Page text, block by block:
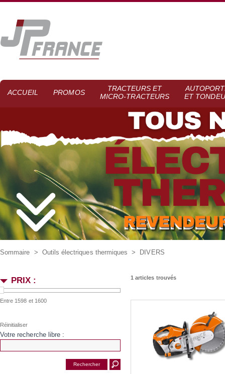
ACCUEIL PROMOS
TRACTEURS ET
MICRO-TRACTEURS
ET
Sommaire > Outils électriques thermiques > DIVERS
PRIX :
Entre 1598 et 1600
Votre recherche libre :
1 articles trouvés